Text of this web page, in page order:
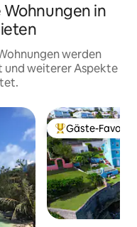
in
werden
und weiterer Aspekte
Beliebter Gäste-
Gäste-Favorit